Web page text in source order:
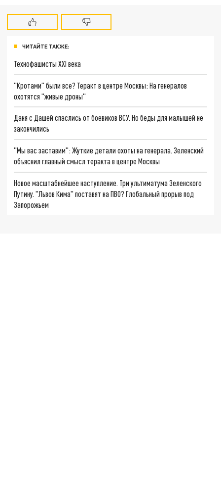
ЧИТАЙТЕ ТАКЖЕ:
Технофашисты XXI века
"Кротами" были все? Теракт в центре Москвы: На генералов
охотятся "живые дроны"
Даня с Дашей спаслись от боевиков ВСУ. Но беды для малышей не
закончились
"Мы вас заставим": Жуткие детали охоты на генерала. Зеленский
объяснил главный смысл теракта в центре Москвы
Новое масштабнейшее наступление. Три ультиматума Зеленского
Путину. "Львов Кима" поставят на ПВО? Глобальный прорыв под
Запорожьем